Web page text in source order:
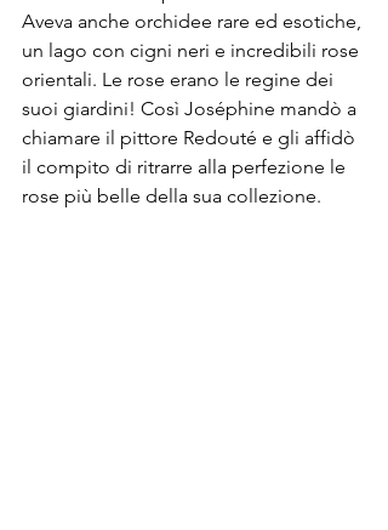
Aveva anche orchidee rare ed esotiche,
un lago con cigni neri e incredibili rose
orientali. Le rose erano le regine dei
suoi giardini! Così Joséphine mandò a
chiamare il pittore Redouté e gli affidò
il compito di ritrarre alla perfezione le
rose più belle della sua collezione.